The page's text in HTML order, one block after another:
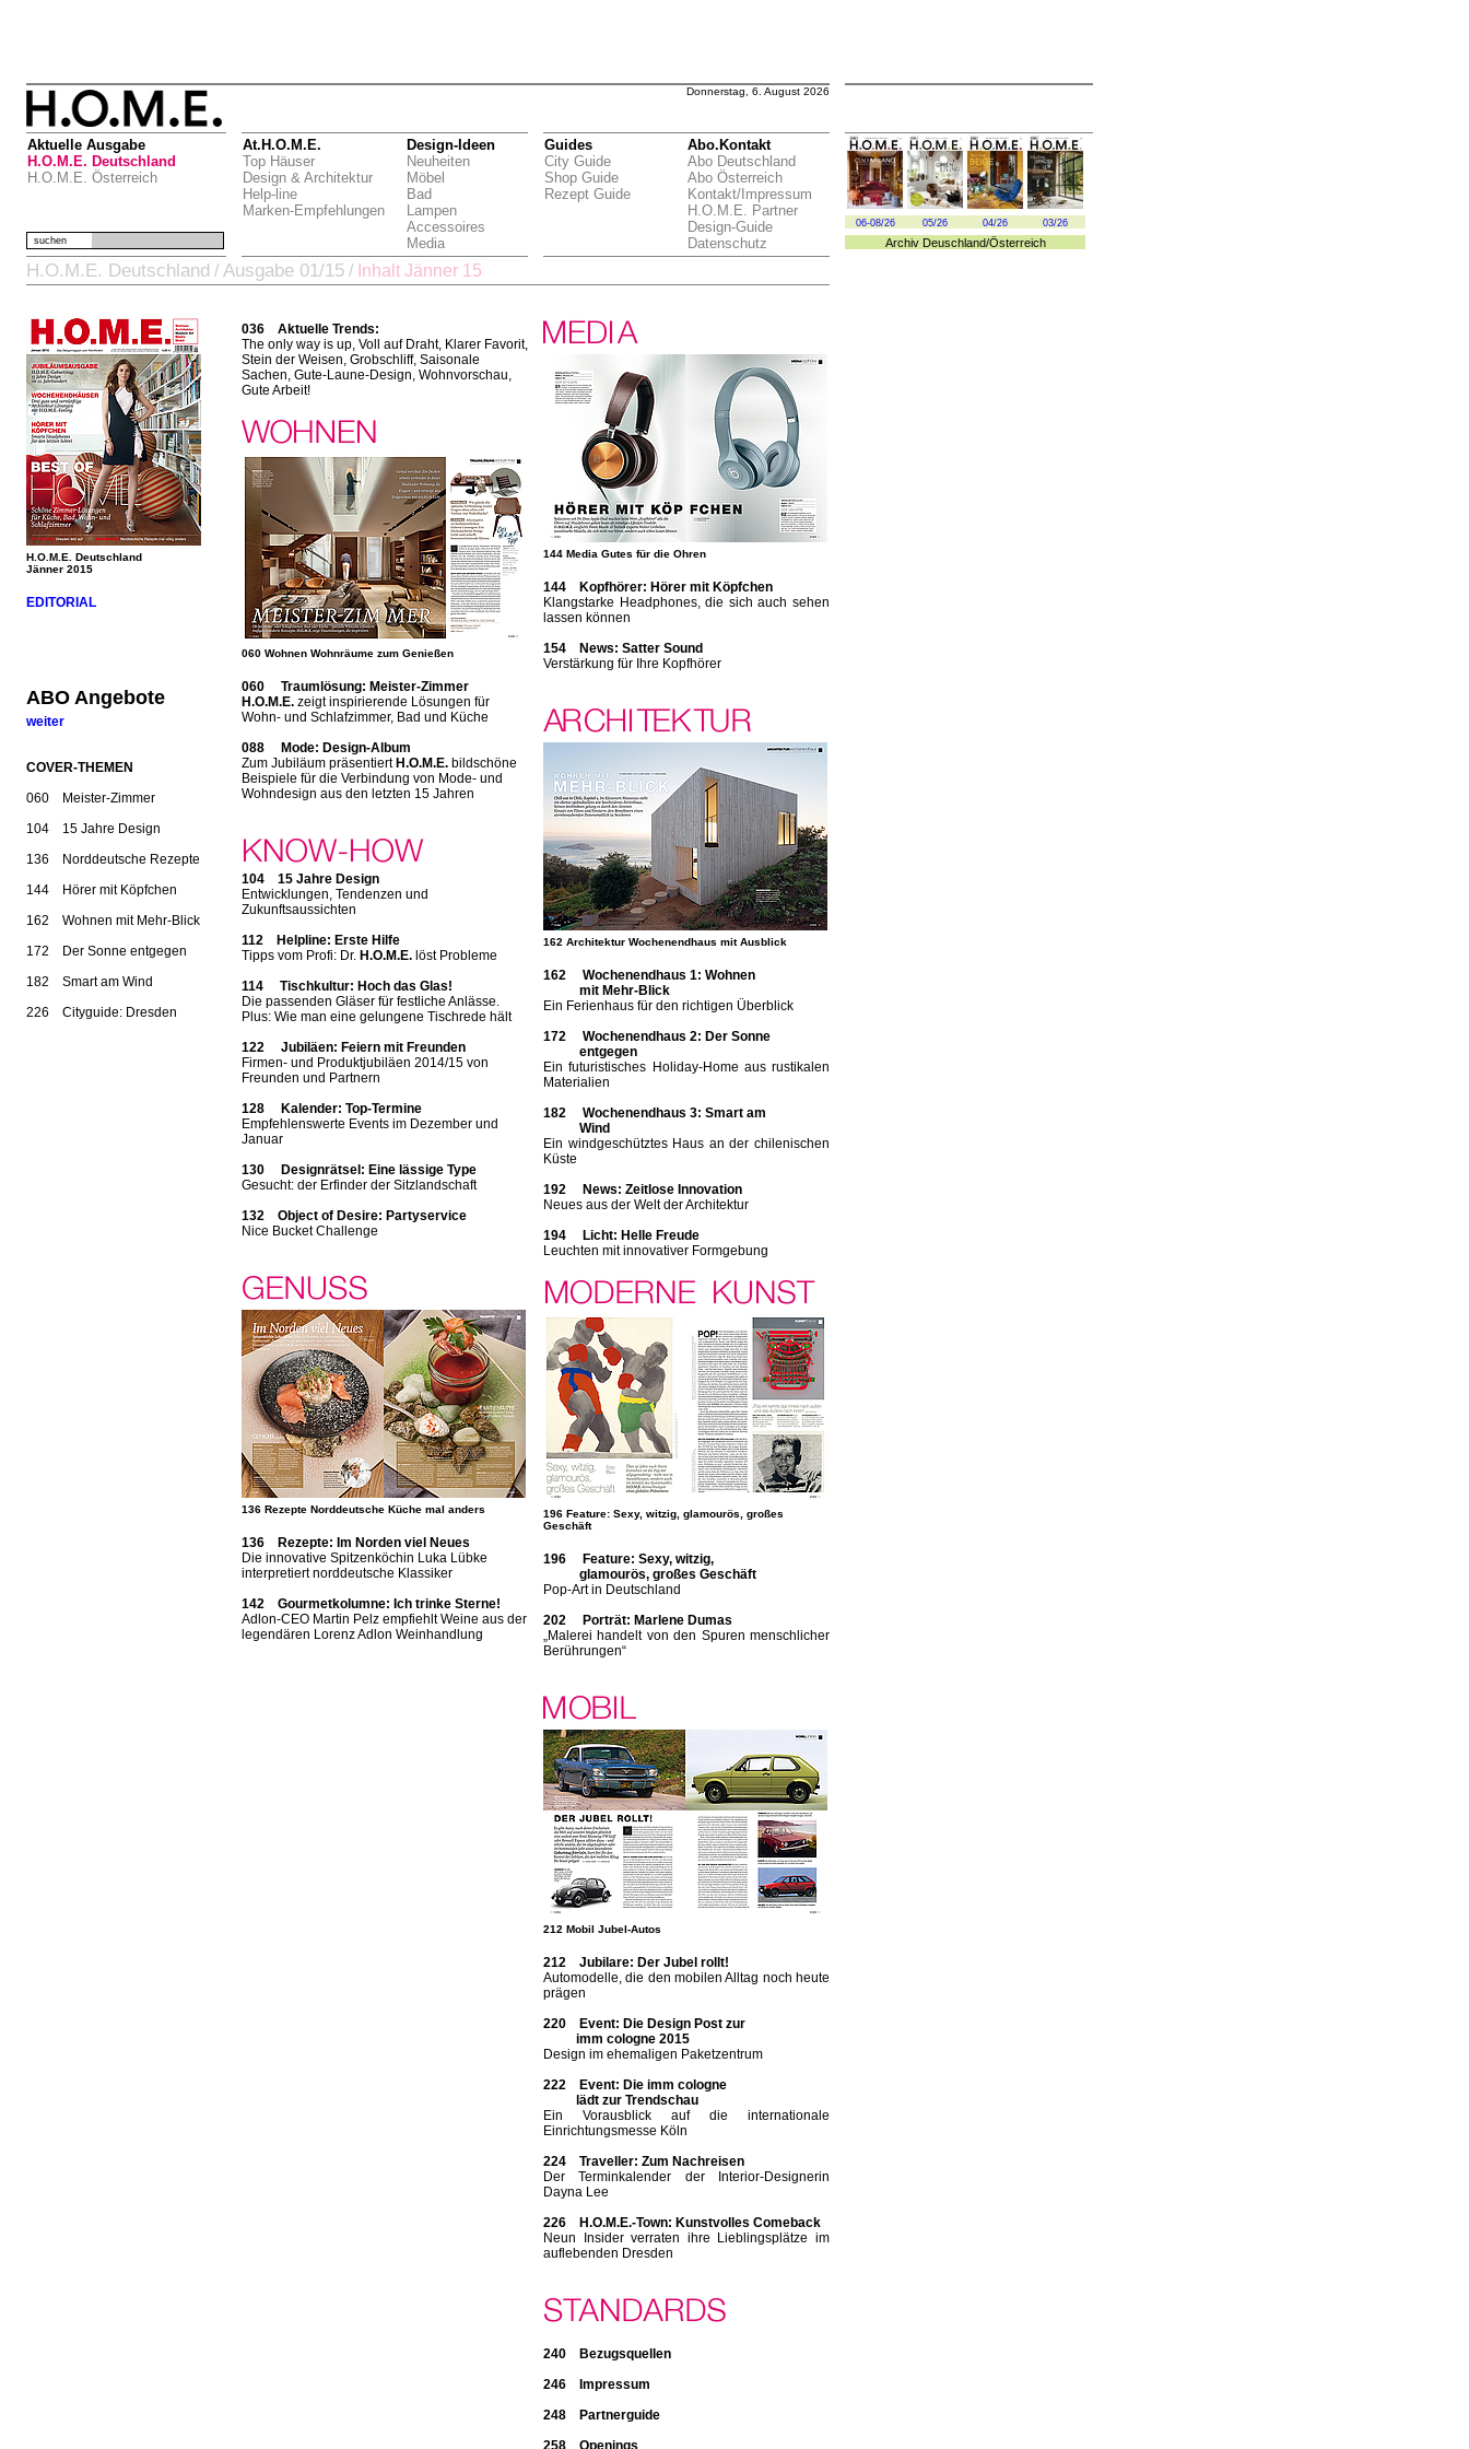
Donnerstag, 6. August 2026
Aktuelle Ausgabe
H.O.M.E. Deutschland
H.O.M.E. Österreich
At.H.O.M.E.
Top Häuser
Design & Architektur
Help-line
Marken-Empfehlungen
Design-Ideen
Neuheiten
Möbel
Bad
Lampen
Accessoires
Media
Guides
City Guide
Shop Guide
Rezept Guide
Abo.Kontakt
Abo Deutschland
Abo Österreich
Kontakt/Impressum
H.O.M.E. Partner
Design-Guide
Datenschutz
06-08/26 05/26 04/26 03/26
Archiv Deuschland/Österreich
suchen
H.O.M.E. Deutschland / Ausgabe 01/15 / Inhalt Jänner 15
H.O.M.E. Deutschland
Jänner 2015
EDITORIAL
ABO Angebote
weiter
COVER-THEMEN
060 Meister-Zimmer
104 15 Jahre Design
136 Norddeutsche Rezepte
144 Hörer mit Köpfchen
162 Wohnen mit Mehr-Blick
172 Der Sonne entgegen
182 Smart am Wind
226 Cityguide: Dresden
036 Aktuelle Trends:
The only way is up, Voll auf Draht, Klarer Favorit,
Stein der Weisen, Grobschliff, Saisonale
Sachen, Gute-Laune-Design, Wohnvorschau,
Gute Arbeit!
060 Wohnen Wohnräume zum Genießen
060 Traumlösung: Meister-Zimmer
H.O.M.E. zeigt inspirierende Lösungen für
Wohn- und Schlafzimmer, Bad und Küche
088 Mode: Design-Album
Zum Jubiläum präsentiert H.O.M.E. bildschöne
Beispiele für die Verbindung von Mode- und
Wohndesign aus den letzten 15 Jahren
104 15 Jahre Design
Entwicklungen, Tendenzen und
Zukunftsaussichten
112 Helpline: Erste Hilfe
Tipps vom Profi: Dr. H.O.M.E. löst Probleme
114 Tischkultur: Hoch das Glas!
Die passenden Gläser für festliche Anlässe.
Plus: Wie man eine gelungene Tischrede hält
122 Jubiläen: Feiern mit Freunden
Firmen- und Produktjubiläen 2014/15 von
Freunden und Partnern
128 Kalender: Top-Termine
Empfehlenswerte Events im Dezember und
Januar
130 Designrätsel: Eine lässige Type
Gesucht: der Erfinder der Sitzlandschaft
132 Object of Desire: Partyservice
Nice Bucket Challenge
136 Rezepte Nord­deutsche Küche mal anders
136 Rezepte: Im Norden viel Neues
Die innovative Spitzenköchin Luka Lübke
interpretiert norddeutsche Klassiker
142 Gourmetkolumne: Ich trinke Sterne!
Adlon-CEO Martin Pelz empfiehlt Weine aus der
legendären Lorenz Adlon Weinhandlung
144 Media Gutes für die Ohren
144 Kopfhörer: Hörer mit Köpfchen
Klangstarke Headphones, die sich auch sehen
lassen können
154 News: Satter Sound
Verstärkung für Ihre Kopfhörer
162 Architektur Wochenendhaus mit Ausblick
162 Wochenendhaus 1: Wohnen
mit Mehr-Blick
Ein Ferienhaus für den richtigen Überblick
172 Wochenendhaus 2: Der Sonne
entgegen
Ein futuristisches Holi­day-Home aus rustikalen
Materialien
182 Wochenendhaus 3: Smart am
Wind
Ein windgeschütztes Haus an der chilenischen
Küste
192 News: Zeitlose Innovation
Neues aus der Welt der Architektur
194 Licht: Helle Freude
Leuchten mit innovativer Formgebung
196 Feature: Sexy, witzig, glamourös, großes
Geschäft
196 Feature: Sexy, witzig,
glamourös, großes Geschäft
Pop-Art in Deutschland
202 Porträt: Marlene Dumas
„Malerei handelt von den Spuren menschlicher
Be­rüh­rungen“
212 Mobil Jubel-Autos
212 Jubilare: Der Jubel rollt!
Automodelle, die den mobilen Alltag noch heute
prägen
220 Event: Die Design Post zur
imm cologne 2015
Design im ehemaligen Paketzentrum
222 Event: Die imm cologne
lädt zur Trendschau
Ein Vorausblick auf die internationale
Einrichtungsmesse Köln
224 Traveller: Zum Nachreisen
Der Terminkalender der Interior-Designerin
Dayna Lee
226 H.O.M.E.-Town: Kunstvolles Comeback
Neun Insider verraten ihre Lieblingsplätze im
auflebenden Dresden
240 Bezugsquellen
246 Impressum
248 Partnerguide
258 Openings